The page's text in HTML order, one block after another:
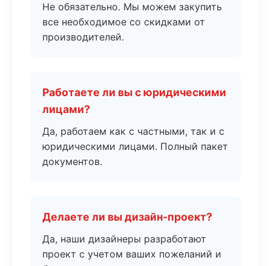
Не обязательно. Мы можем закупить
все необходимое со скидками от
производителей.
Работаете ли вы с юридическими
лицами?
Да, работаем как с частными, так и с
юридическими лицами. Полный пакет
документов.
Делаете ли вы дизайн-проект?
Да, наши дизайнеры разработают
проект с учетом ваших пожеланий и